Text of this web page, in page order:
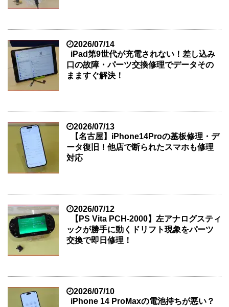
2026/07/14
iPad第9世代が充電されない！差し込み
口の故障・パーツ交換修理でデータその
まますぐ解決！
2026/07/13
【名古屋】iPhone14Proの基板修理・デ
ータ復旧！他店で断られたスマホも修理
対応
2026/07/12
【PS Vita PCH-2000】左アナログスティ
ックが勝手に動くドリフト現象をパーツ
交換で即日修理！
2026/07/10
iPhone 14 ProMaxの電池持ちが悪い？